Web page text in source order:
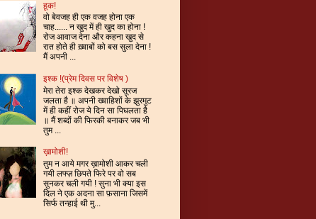
हूक!
वो बेवजह ही एक वजह होना एक
चाह...... न खुद में ही खुद का होना !
रोज आवाज देना और कहना खुद से
रात होते ही ख़्वाबों को बस सुला देना !
मैं अपनी ...
इश्क !(प्रेम दिवस पर विशेष )
मेरा तेरा इश्क देखकर देखो सूरज
जलता है ॥ अपनी ख्वाहिशों के झुरमुट
में ही कहीं रोज ये दिन सा पिघलता है
॥ मैं शब्दों की फिरकी बनाकर जब भी
तुम ...
ख़ामोशी!
तुम न आये मगर ख़ामोशी आकर चली
गयी लफ्ज़ छिपते फिरे पर वो सब
सुनकर चली गयी ! सुना भी क्या इस
दिल ने एक अदना सा फ़साना जिसमें
सिर्फ तन्हाई थी मु...